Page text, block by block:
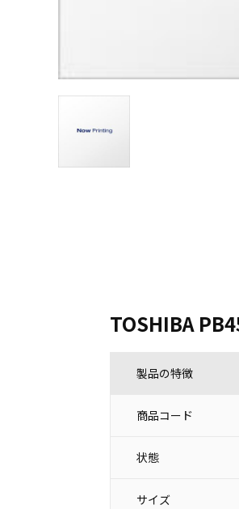
TOSHIBA
製品の特徴
商品コード
状態
サイズ